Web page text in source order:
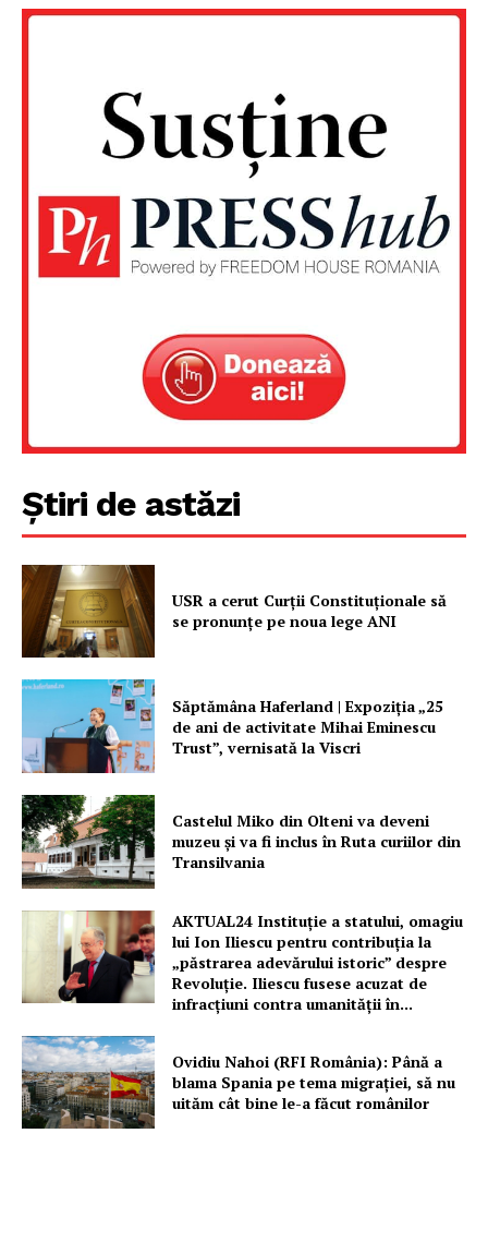
Un proiect
FREEDOM HOUSE ROMÂNIA
PRESShub
Știri de astăzi
USR a cerut Curții Constituționale să
se pronunțe pe noua lege ANI
Săptămâna Haferland | Expoziţia „25
de ani de activitate Mihai Eminescu
Trust”, vernisată la Viscri
Castelul Miko din Olteni va deveni
muzeu şi va fi inclus în Ruta curiilor din
Transilvania
AKTUAL24 Instituție a statului, omagiu
lui Ion Iliescu pentru contribuția la
„păstrarea adevărului istoric” despre
Revoluție. Iliescu fusese acuzat de
infracțiuni contra umanității în...
Ovidiu Nahoi (RFI România): Până a
blama Spania pe tema migrației, să nu
uităm cât bine le-a făcut românilor